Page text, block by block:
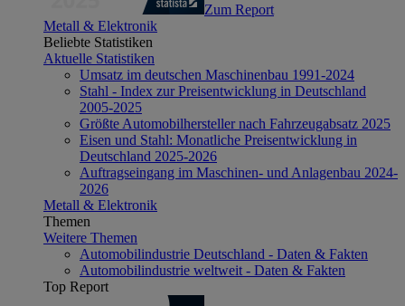
Zum Report
Metall & Elektronik
Beliebte Statistiken
Aktuelle Statistiken
Umsatz im deutschen Maschinenbau 1991-2024
Stahl - Index zur Preisentwicklung in Deutschland
2005-2025
Größte Automobilhersteller nach Fahrzeugabsatz 2025
Eisen und Stahl: Monatliche Preisentwicklung in
Deutschland 2025-2026
Auftragseingang im Maschinen- und Anlagenbau 2024-
2026
Metall & Elektronik
Themen
Weitere Themen
Automobilindustrie Deutschland - Daten & Fakten
Automobilindustrie weltweit - Daten & Fakten
Top Report